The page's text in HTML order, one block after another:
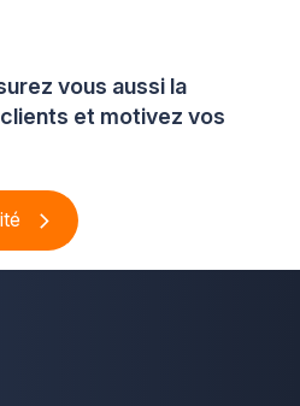
vous aussi la
et motivez vos